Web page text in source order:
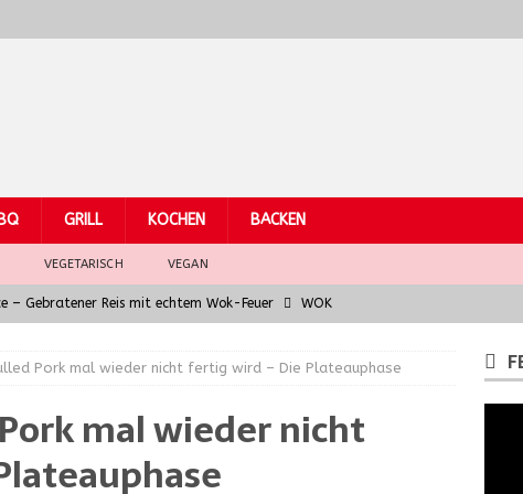
GRILL KOCHEN BACKEN
VEGETARISCH VEGAN
– Gebratener Reis mit echtem Wok-Feuer WOK
mit asiatischem Fusion-Jus – Wok Hei für Gourmets
alla chitarra al ragù di finocchio e salsiccia
Pork mal wieder nicht fertig wird – Die Plateauphase
mal wieder nicht